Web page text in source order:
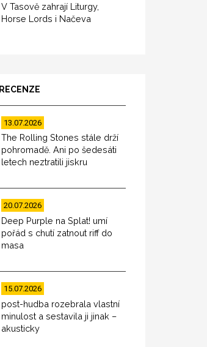
V Tasově zahrají Liturgy,
Horse Lords i Načeva
13.07.2026
The Rolling Stones stále drží
pohromadě. Ani po šedesáti
letech neztratili jiskru
20.07.2026
Deep Purple na Splat! umí
pořád s chutí zatnout riff do
masa
15.07.2026
post-hudba rozebrala vlastní
minulost a sestavila ji jinak –
akusticky